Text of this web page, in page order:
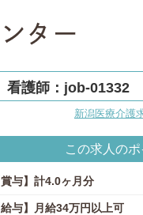
護師：job-01332
新潟医療介護
この求人のポ
賞与】計4.0ヶ月分
給与】月給34万円以上可